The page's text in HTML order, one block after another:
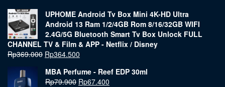
UPHOME Android Tv Box Mini 4K-HD Ultra
Android 13 Ram 1/2/4GB Rom 8/16/32GB WIFI
2.4G/5G Bluetooth Smart Tv Box Unlock FULL
CHANNEL TV & Film & APP - Netflix / Disney
Rp369.000 Rp364.500
MBA Perfume - Reef EDP 30ml
Rp79.900 Rp67.400